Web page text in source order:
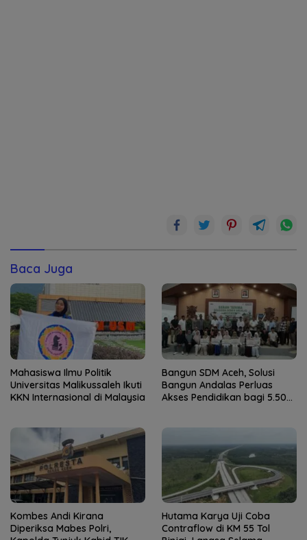
Baca Juga
Mahasiswa Ilmu Politik
Universitas Malikussaleh Ikuti
KKN Internasional di Malaysia
Bangun SDM Aceh, Solusi
Bangun Andalas Perluas
Akses Pendidikan bagi 5.500
Kombes Andi Kirana
Diperiksa Mabes Polri,
Hutama Karya Uji Coba
Contraflow di KM 55 Tol